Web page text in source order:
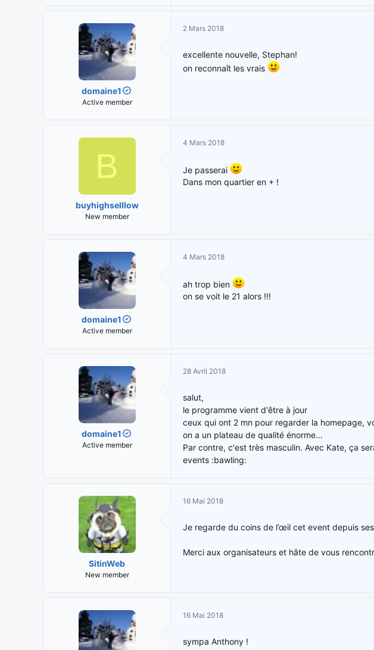
domaine1
Active member
2 Mars 2018
excellente nouvelle, Stephan!
on reconnaît les vrais
B
buyhighselllow
New member
4 Mars 2018
Je passerai
Dans mon quartier en + !
domaine1
Active member
4 Mars 2018
ah trop bien
on se voit le 21 alors !!!
domaine1
Active member
28 Avril 2018
salut,
le programme vient d'être à jour
ceux qui ont 2 mn pour regarder la homepage,
on a un plateau de qualité énorme...
Par contre, c'est très masculin. Avec Kate, ça
events :bawling:
SitinWeb
New member
16 Mai 2018
Je regarde du coins de l’œil cet event depuis
Merci aux organisateurs et hâte de vous
16 Mai 2018
sympa Anthony !